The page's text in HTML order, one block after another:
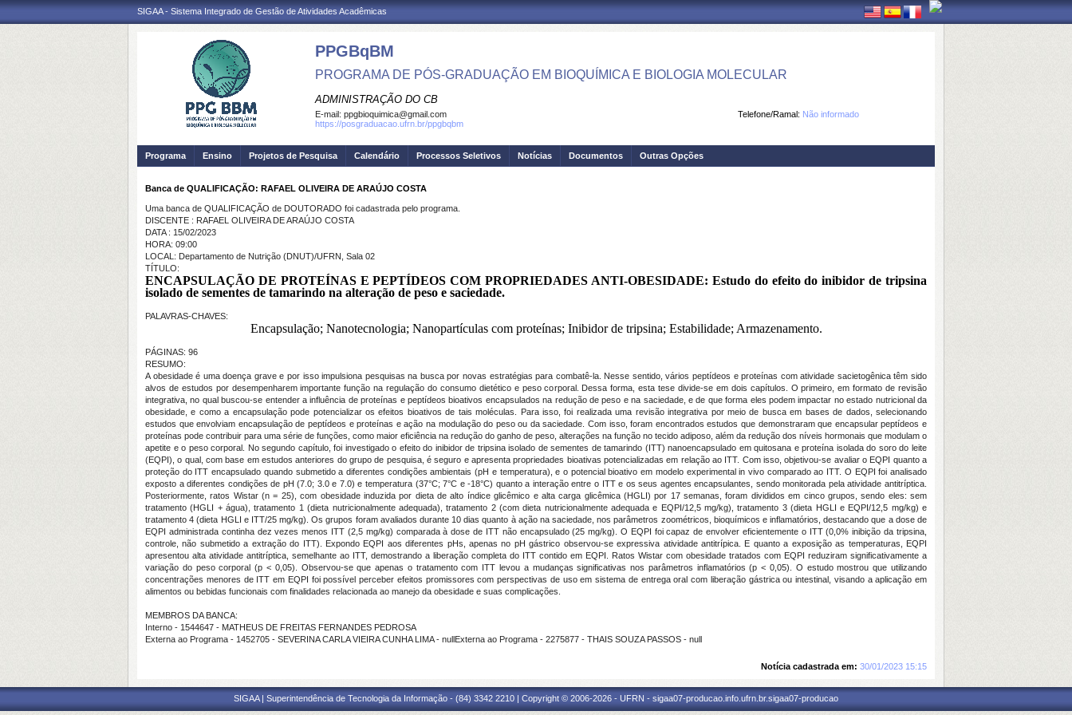
SIGAA - Sistema Integrado de Gestão de Atividades Acadêmicas
PPGBqBM
PROGRAMA DE PÓS-GRADUAÇÃO EM BIOQUÍMICA E BIOLOGIA MOLECULAR
ADMINISTRAÇÃO DO CB
Telefone/Ramal: Não informado
E-mail: ppgbioquimica@gmail.com
https://posgraduacao.ufrn.br/ppgbqbm
Programa Ensino Projetos de Pesquisa Calendário Processos Seletivos Notícias Documentos Outras Opções
Banca de QUALIFICAÇÃO: RAFAEL OLIVEIRA DE ARAÚJO COSTA
Uma banca de QUALIFICAÇÃO de DOUTORADO foi cadastrada pelo programa.
DISCENTE : RAFAEL OLIVEIRA DE ARAÚJO COSTA
DATA : 15/02/2023
HORA: 09:00
LOCAL: Departamento de Nutrição (DNUT)/UFRN, Sala 02
TÍTULO:
ENCAPSULAÇÃO DE PROTEÍNAS E PEPTÍDEOS COM PROPRIEDADES ANTI-OBESIDADE: Estudo do efeito do inibidor de tripsina
isolado de sementes de tamarindo na alteração de peso e saciedade.
PALAVRAS-CHAVES:
Encapsulação; Nanotecnologia; Nanopartículas com proteínas; Inibidor de tripsina; Estabilidade; Armazenamento.
PÁGINAS: 96
RESUMO:
A obesidade é uma doença grave e por isso impulsiona pesquisas na busca por novas estratégias para combatê-la. Nesse sentido, vários peptídeos e proteínas com atividade sacietogênica têm sido
alvos de estudos por desempenharem importante função na regulação do consumo dietético e peso corporal. Dessa forma, esta tese divide-se em dois capítulos. O primeiro, em formato de revisão
integrativa, no qual buscou-se entender a influência de proteínas e peptídeos bioativos encapsulados na redução de peso e na saciedade, e de que forma eles podem impactar no estado nutricional da
obesidade, e como a encapsulação pode potencializar os efeitos bioativos de tais moléculas. Para isso, foi realizada uma revisão integrativa por meio de busca em bases de dados, selecionando
estudos que envolviam encapsulação de peptídeos e proteínas e ação na modulação do peso ou da saciedade. Com isso, foram encontrados estudos que demonstraram que encapsular peptídeos e
proteínas pode contribuir para uma série de funções, como maior eficiência na redução do ganho de peso, alterações na função no tecido adiposo, além da redução dos níveis hormonais que modulam o
apetite e o peso corporal. No segundo capítulo, foi investigado o efeito do inibidor de tripsina isolado de sementes de tamarindo (ITT) nanoencapsulado em quitosana e proteína isolada do soro do leite
(EQPI), o qual, com base em estudos anteriores do grupo de pesquisa, é seguro e apresenta propriedades bioativas potencializadas em relação ao ITT. Com isso, objetivou-se avaliar o EQPI quanto a
proteção do ITT encapsulado quando submetido a diferentes condições ambientais (pH e temperatura), e o potencial bioativo em modelo experimental in vivo comparado ao ITT. O EQPI foi analisado
exposto a diferentes condições de pH (7.0; 3.0 e 7.0) e temperatura (37°C; 7°C e -18°C) quanto a interação entre o ITT e os seus agentes encapsulantes, sendo monitorada pela atividade antitríptica.
Posteriormente, ratos Wistar (n = 25), com obesidade induzida por dieta de alto índice glicêmico e alta carga glicêmica (HGLI) por 17 semanas, foram divididos em cinco grupos, sendo eles: sem
tratamento (HGLI + água), tratamento 1 (dieta nutricionalmente adequada), tratamento 2 (com dieta nutricionalmente adequada e EQPI/12,5 mg/kg), tratamento 3 (dieta HGLI e EQPI/12,5 mg/kg) e
tratamento 4 (dieta HGLI e ITT/25 mg/kg). Os grupos foram avaliados durante 10 dias quanto à ação na saciedade, nos parâmetros zoométricos, bioquímicos e inflamatórios, destacando que a dose de
EQPI administrada continha dez vezes menos ITT (2,5 mg/kg) comparada à dose de ITT não encapsulado (25 mg/kg). O EQPI foi capaz de envolver eficientemente o ITT (0,0% inibição da tripsina,
controle, não submetido a extração do ITT). Expondo EQPI aos diferentes pHs, apenas no pH gástrico observou-se expressiva atividade antitrípica. E quanto a exposição as temperaturas, EQPI
apresentou alta atividade antitríptica, semelhante ao ITT, demostrando a liberação completa do ITT contido em EQPI. Ratos Wistar com obesidade tratados com EQPI reduziram significativamente a
variação do peso corporal (p < 0,05). Observou-se que apenas o tratamento com ITT levou a mudanças significativas nos parâmetros inflamatórios (p < 0,05). O estudo mostrou que utilizando
concentrações menores de ITT em EQPI foi possível perceber efeitos promissores com perspectivas de uso em sistema de entrega oral com liberação gástrica ou intestinal, visando a aplicação em
alimentos ou bebidas funcionais com finalidades relacionada ao manejo da obesidade e suas complicações.
MEMBROS DA BANCA:
Interno - 1544647 - MATHEUS DE FREITAS FERNANDES PEDROSA
Externa ao Programa - 1452705 - SEVERINA CARLA VIEIRA CUNHA LIMA - nullExterna ao Programa - 2275877 - THAIS SOUZA PASSOS - null
Notícia cadastrada em: 30/01/2023 15:15
SIGAA | Superintendência de Tecnologia da Informação - (84) 3342 2210 | Copyright © 2006-2026 - UFRN - sigaa07-producao.info.ufrn.br.sigaa07-producao